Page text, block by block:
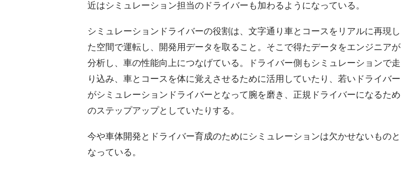
近はシミュレーション担当のドライバーも加わるようになっている。
シミュレーションドライバーの役割は、文字通り車とコースをリアルに再現し
た空間で運転し、開発用データを取ること。そこで得たデータをエンジニアが
分析し、車の性能向上につなげている。ドライバー側もシミュレーションで走
り込み、車とコースを体に覚えさせるために活用していたり、若いドライバー
がシミュレーションドライバーとなって腕を磨き、正規ドライバーになるため
のステップアップとしていたりする。
今や車体開発とドライバー育成のためにシミュレーションは欠かせないものと
なっている。